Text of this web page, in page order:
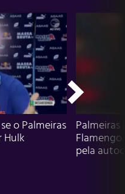
o Palmeiras
Hulk
Flamengo
pela